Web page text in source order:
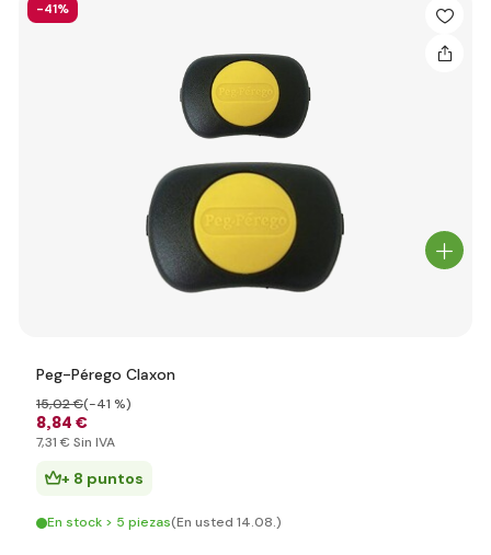
-41%
Peg-Pérego Claxon
8,84 €
15,02 €(-41 %)
7,31 € Sin IVA
+ 8 puntos
En stock > 5 piezas(En usted 14.08.)